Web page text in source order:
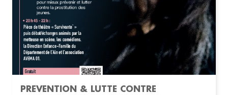
PREVENTION & LUTTE CONTRE